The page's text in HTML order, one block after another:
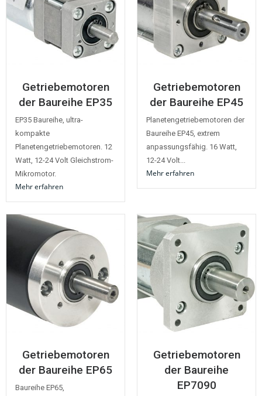
Getriebemotoren
der Baureihe EP35
EP35 Baureihe, ultra-
kompakte
Planetengetriebemotoren. 12
Watt, 12-24 Volt Gleichstrom-
Mikromotor.
Mehr erfahren
Getriebemotoren
der Baureihe EP45
Planetengetriebemotoren der
Baureihe EP45, extrem
anpassungsfähig. 16 Watt,
12-24 Volt...
Mehr erfahren
Getriebemotoren
der Baureihe EP65
Baureihe EP65,
Getriebemotoren
der Baureihe
EP7090